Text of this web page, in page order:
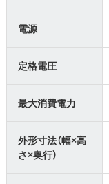
電源
定格電圧
最大消費電力
外形寸法（幅×高
さ×奥行）